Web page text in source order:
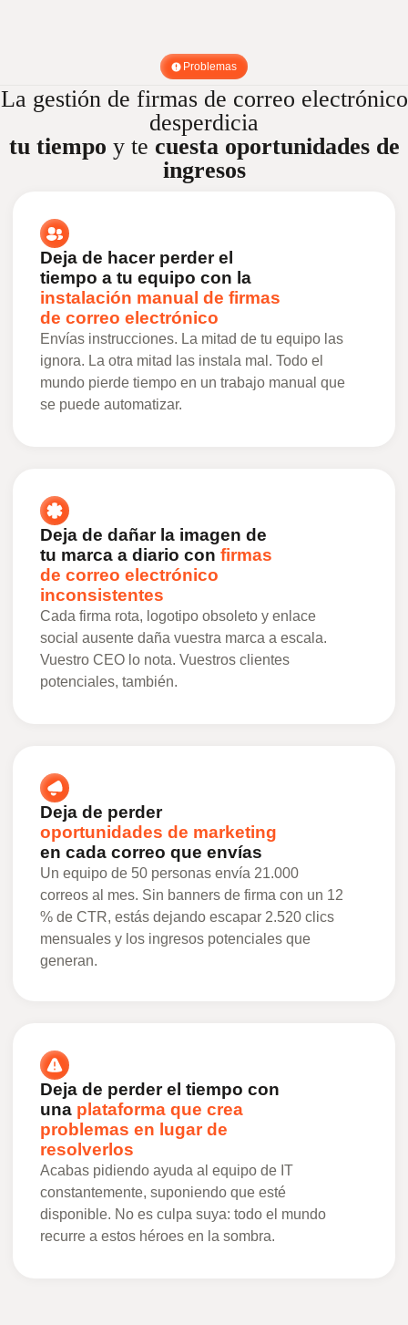
Problemas
La gestión de firmas de correo electrónico
desperdicia
tu tiempo y te cuesta oportunidades de
ingresos
Deja de hacer perder el
tiempo a tu equipo con la
instalación manual de firmas
de correo electrónico
Envías instrucciones. La mitad de tu equipo las
ignora. La otra mitad las instala mal. Todo el
mundo pierde tiempo en un trabajo manual que
se puede automatizar.
Deja de dañar la imagen de
tu marca a diario con firmas
de correo electrónico
inconsistentes
Cada firma rota, logotipo obsoleto y enlace
social ausente daña vuestra marca a escala.
Vuestro CEO lo nota. Vuestros clientes
potenciales, también.
Deja de perder
oportunidades de marketing
en cada correo que envías
Un equipo de 50 personas envía 21.000
correos al mes. Sin banners de firma con un 12
% de CTR, estás dejando escapar 2.520 clics
mensuales y los ingresos potenciales que
generan.
Deja de perder el tiempo con
una plataforma que crea
problemas en lugar de
resolverlos
Acabas pidiendo ayuda al equipo de IT
constantemente, suponiendo que esté
disponible. No es culpa suya: todo el mundo
recurre a estos héroes en la sombra.